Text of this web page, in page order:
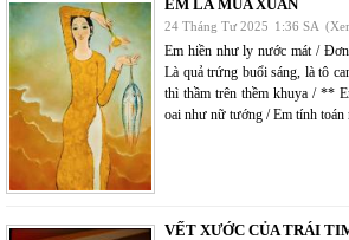
EM LÀ MÙA XUÂN
24 Tháng Tư 2025 1:36 SA
Em hiền như ly nước mát /
Là quả trứng buổi sáng, là tô
thì thầm trên thềm khuya / **
oai như nữ tướng / Em tính toán
VẾT XƯỚC CỦA TRÁI